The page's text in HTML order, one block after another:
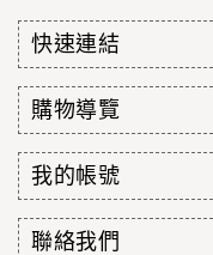
快速連結
購物導覽
我的帳號
聯絡我們